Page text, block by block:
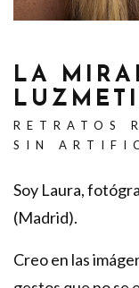
LA
RETRATOS
SIN
Soy Laura,
(Madrid).
Creo en las